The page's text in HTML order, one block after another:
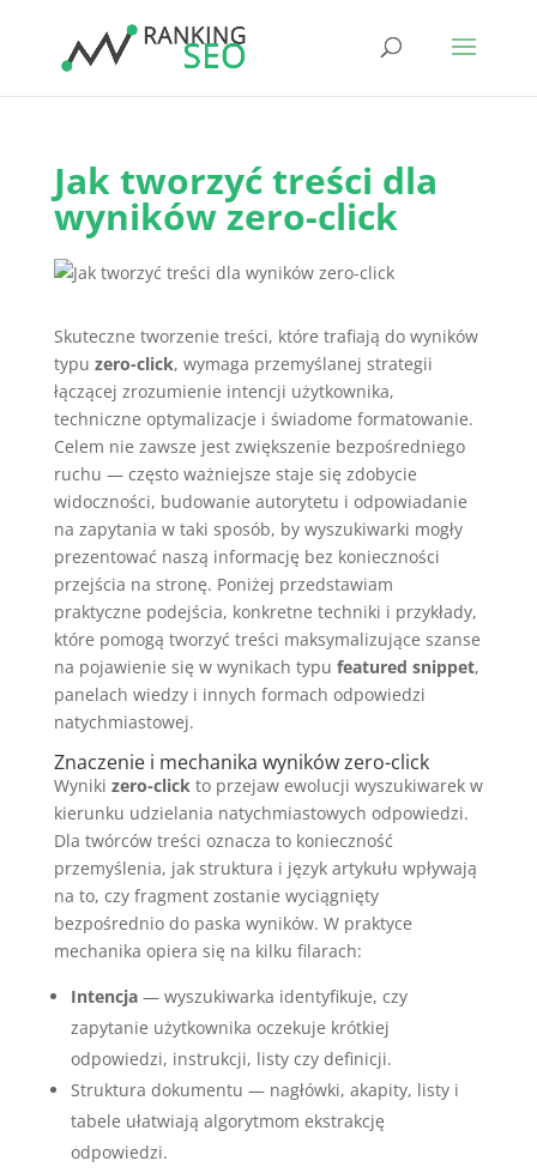
Jak tworzyć treści dla
wyników zero-click
Skuteczne tworzenie treści, które trafiają do wyników
typu zero-click, wymaga przemyślanej strategii
łączącej zrozumienie intencji użytkownika,
techniczne optymalizacje i świadome formatowanie.
Celem nie zawsze jest zwiększenie bezpośredniego
ruchu — często ważniejsze staje się zdobycie
widoczności, budowanie autorytetu i odpowiadanie
na zapytania w taki sposób, by wyszukiwarki mogły
prezentować naszą informację bez konieczności
przejścia na stronę. Poniżej przedstawiam
praktyczne podejścia, konkretne techniki i przykłady,
które pomogą tworzyć treści maksymalizujące szanse
na pojawienie się w wynikach typu featured snippet,
panelach wiedzy i innych formach odpowiedzi
natychmiastowej.
Znaczenie i mechanika wyników zero-click
Wyniki zero-clickto przejaw ewolucji wyszukiwarek w
kierunku udzielania natychmiastowych odpowiedzi.
Dla twórców treści oznacza to konieczność
przemyślenia, jak struktura i język artykułu wpływają
na to, czy fragment zostanie wyciągnięty
bezpośrednio do paska wyników. W praktyce
mechanika opiera się na kilku filarach:
Intencja— wyszukiwarka identyfikuje, czy
zapytanie użytkownika oczekuje krótkiej
odpowiedzi, instrukcji, listy czy definicji.
Struktura dokumentu — nagłówki, akapity, listy i
tabele ułatwiają algorytmom ekstrakcję
odpowiedzi.